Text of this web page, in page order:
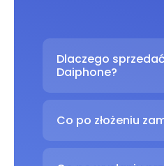
Dlaczego
Daiphone?
Co po złożeniu